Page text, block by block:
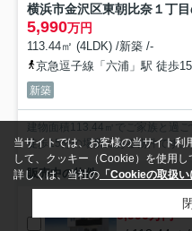
横浜市金沢区東朝比奈１丁
5,990万円
113.44㎡ (4LDK) /新築 /-
京急逗子線「六浦」駅 徒歩
新築
建物面積113.44㎡でご家族と過
徒歩15分の場所にある物件です
販売中の物件
5,990万円
当サイトでは、お客様の当サイト利
して、クッキー（Cookie）を使用し
詳しくは、当社の 「Cookieの取扱い